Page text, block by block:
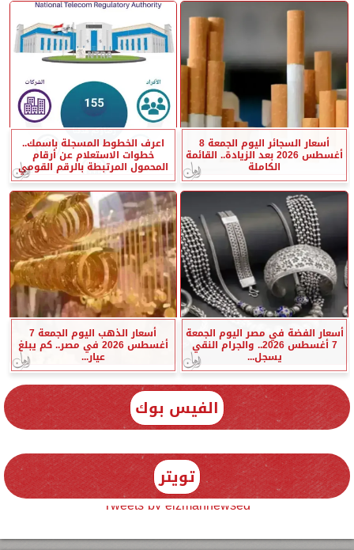
أسعار السجائر اليوم الجمعة 8
أغسطس 2026 بعد الزيادة.. القائمة
الكاملة
اعرف الخطوط المسجلة باسمك..
خطوات الاستعلام عن أرقام
المحمول المرتبطة بالرقم القومي
أسعار الفضة في مصر اليوم الجمعة
7 أغسطس 2026.. والجرام النقي
يسجل...
أسعار الذهب اليوم الجمعة 7
أغسطس 2026 في مصر.. كم يبلغ
عيار...
الفيس بوك
تويتر
Tweets by elzmannewseg